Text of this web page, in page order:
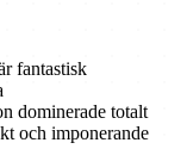
fantastisk
dominerade totalt
och imponerande